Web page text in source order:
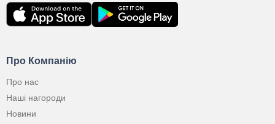
Про Компанію
Про нас
Наші нагороди
Новини